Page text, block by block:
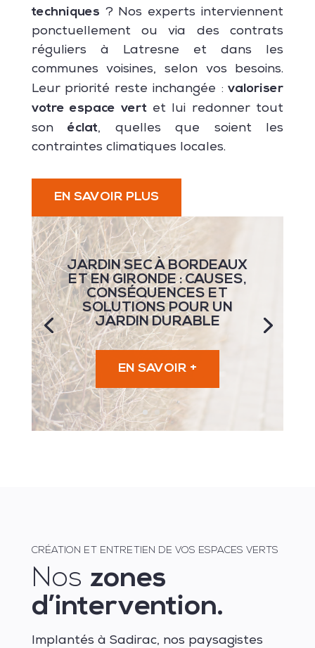
techniques ? Nos experts interviennent
ponctuellement ou via des contrats
réguliers à Latresne et dans les
communes voisines, selon vos besoins.
Leur priorité reste inchangée :valoriser
votre espace vertet lui redonner tout
sonéclat, quelles que soient les
contraintes climatiques locales.
EN SAVOIR PLUS
JARDIN SEC À BORDEAUX
ET EN GIRONDE : CAUSES,
CONSÉQUENCES ET
SOLUTIONS POUR UN
JARDIN DURABLE
EN SAVOIR +
CRÉATION ET ENTRETIEN DE VOS ESPACES VERTS
Nos zones
d’intervention.
Implantés à Sadirac, nos paysagistes